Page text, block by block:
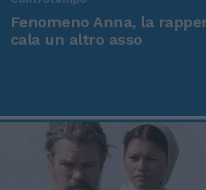
Fenomeno Anna, la
cala un altro asso